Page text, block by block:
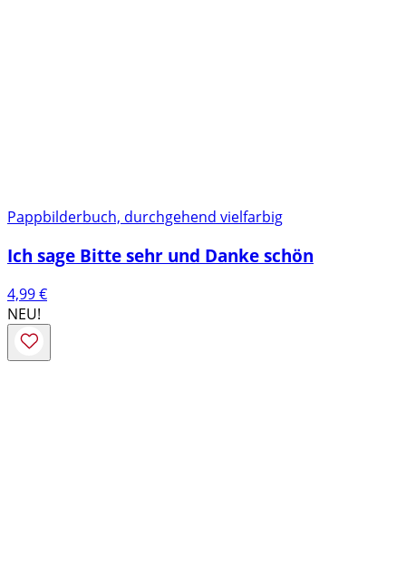
Pappbilderbuch, durchgehend vielfarbig
Ich sage Bitte sehr und Danke schön
4,99€
NEU!